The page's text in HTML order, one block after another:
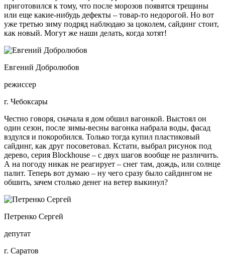
приготовился к тому, что после морозов появятся трещины
или еще какие-нибудь дефекты – товар-то недорогой. Но вот
уже третью зиму подряд наблюдаю за цоколем, сайдинг стоит,
как новый. Могут же наши делать, когда хотят!
Евгений Добролюбов
режиссер
г. Чебоксары
Честно говоря, сначала я дом обшил вагонкой. Выстоял он
один сезон, после зимы-весны вагонка набрала воды, фасад
вздулся и покоробился. Только тогда купил пластиковый
сайдинг, как друг посоветовал. Кстати, выбрал рисунок под
дерево, серия Blockhouse – с двух шагов вообще не различить.
А на погоду никак не реагирует – снег там, дождь, или солнце
палит. Теперь вот думаю – ну чего сразу было сайдингом не
обшить, зачем столько денег на ветер выкинул?
Петренко Сергей
депутат
г. Саратов